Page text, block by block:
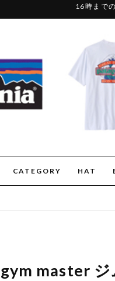
16時まで
CATEGORY HAT
gym master